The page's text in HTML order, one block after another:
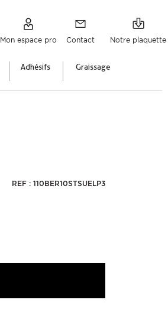
Mon espace pro Contact Notre plaquette
Adhésifs Graissage
REF : 110BER10STSUELP3